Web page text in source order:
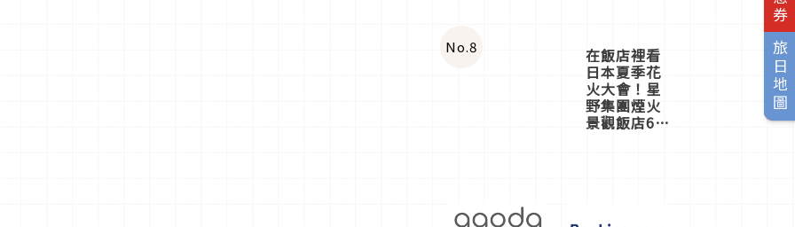
旅日地圖
店3分即達
No.8 在飯店裡看
日本夏季花
火大會！星
野集團煙火
景觀飯店6